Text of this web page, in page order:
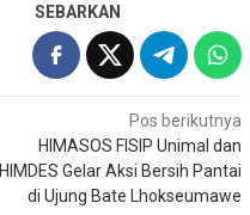
SEBARKAN
Pos berikutnya
HIMASOS FISIP Unimal dan
HIMDES Gelar Aksi Bersih Pantai
di Ujung Bate Lhokseumawe